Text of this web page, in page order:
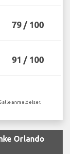
79 / 100
91 / 100
alle anmeldelser.
Orlando